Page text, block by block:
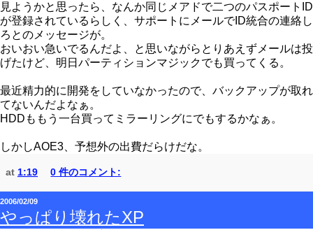
見ようかと思ったら、なんか同じメアドで二つのパスポートID
が登録されているらしく、サポートにメールでID統合の連絡し
ろとのメッセージが。
おいおい急いでるんだよ、と思いながらとりあえずメールは投
げたけど、明日パーティションマジックでも買ってくる。
最近精力的に開発をしていなかったので、バックアップが取れ
てないんだよなぁ。
HDDももう一台買ってミラーリングにでもするかなぁ。
しかしAOE3、予想外の出費だらけだな。
at 1:19 0 件のコメント:
2006/02/09
やっぱり壊れたXP